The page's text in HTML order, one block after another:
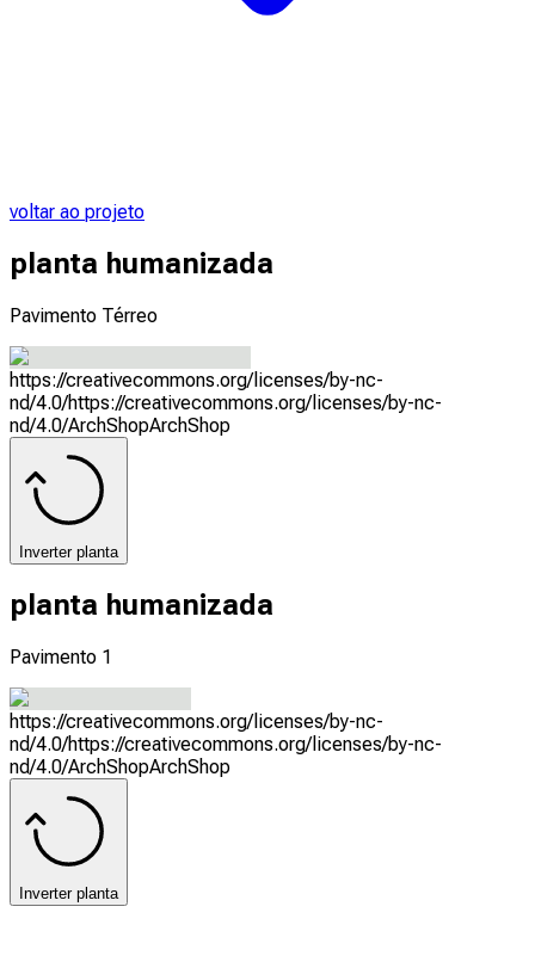
voltar ao projeto
planta humanizada
Pavimento Térreo
https://creativecommons.org/licenses/by-nc-
nd/4.0/https://creativecommons.org/licenses/by-nc-
nd/4.0/ArchShopArchShop
Inverter planta
planta humanizada
Pavimento 1
https://creativecommons.org/licenses/by-nc-
nd/4.0/https://creativecommons.org/licenses/by-nc-
nd/4.0/ArchShopArchShop
Inverter planta